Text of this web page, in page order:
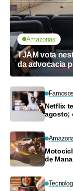
Amazonas
TJAM vota
da advocacia
Netflix
agosto;
de